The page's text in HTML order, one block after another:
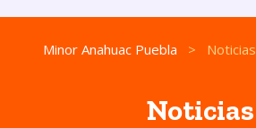
Minor Anahuac Puebla > Noticias
Noticias